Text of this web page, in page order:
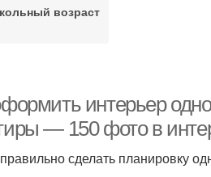
возраст
интерьер
— 150 фото в
сделать планировку